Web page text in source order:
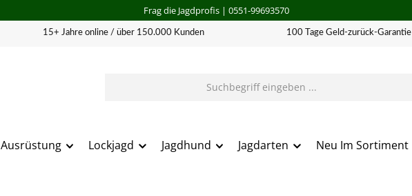
Frag die Jagdprofis| 0551-99693570
15+ Jahre online / über 150.000 Kunden 100 Tage Geld-zurück-Garantie
Ausrüstung Lockjagd Jagdhund Jagdarten Neu Im Sortiment